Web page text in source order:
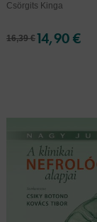
Csörgits Kinga
16,39 €14,90 €